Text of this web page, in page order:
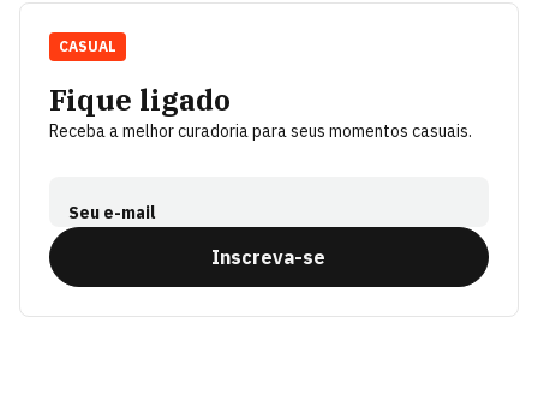
Fique ligado
Receba a melhor curadoria para seus momentos casuais.
Seu e-mail
Inscreva-se
CASUAL